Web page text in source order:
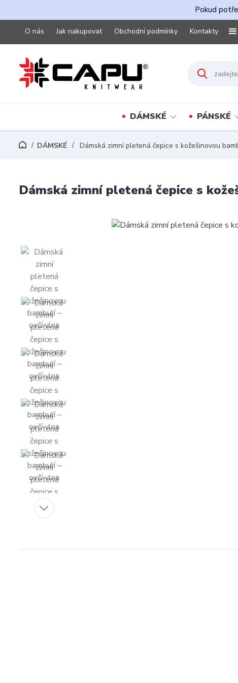
Pokud
O nás Jak nakupovat Obchodní podmínky Kontakty
DÁMSKÉ PÁNSKÉ
DÁMSKÉ Dámská zimní pletená čepice s kožešinovou
Dámská zimní pletená čepice s